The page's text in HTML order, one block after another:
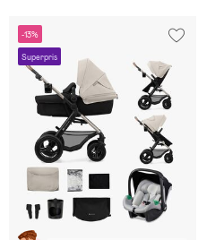
-13%
Superpris